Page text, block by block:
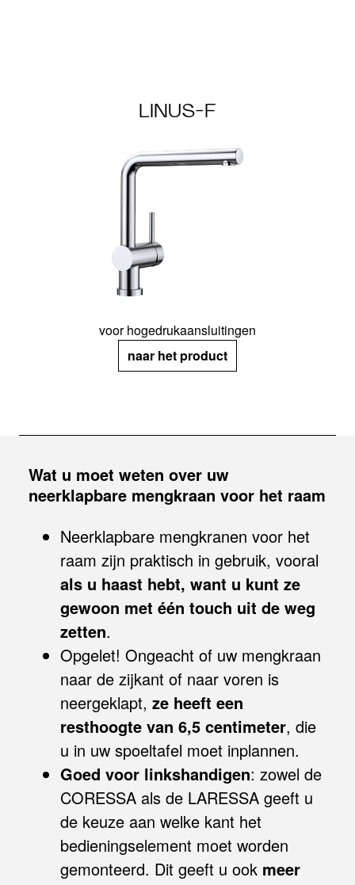
LINUS-F
voor hogedrukaansluitingen
naar het product
Wat u moet weten over uw
neerklapbare mengkraan voor het raam
Neerklapbare mengkranen voor het
raam zijn praktisch in gebruik, vooral
als u haast hebt, want u kunt ze
gewoon met één touch uit de weg
zetten.
Opgelet! Ongeacht of uw mengkraan
naar de zijkant of naar voren is
neergeklapt, ze heeft een
resthoogte van 6,5 centimeter, die
u in uw spoeltafel moet inplannen.
Goed voor linkshandigen: zowel de
CORESSA als de LARESSA geeft u
de keuze aan welke kant het
bedieningselement moet worden
gemonteerd. Dit geeft u ook meer